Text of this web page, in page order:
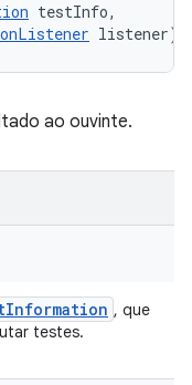
testInfo,
listener)
ao ouvinte.
Information , que
testes.